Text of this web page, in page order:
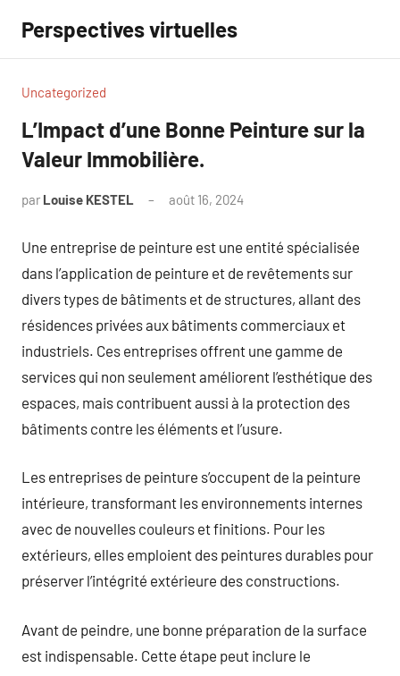
contenu
Perspectives virtuelles
Uncategorized
L’Impact d’une Bonne Peinture sur la
Valeur Immobilière.
par Louise KESTEL août 16, 2024
Une entreprise de peinture est une entité spécialisée
dans l’application de peinture et de revêtements sur
divers types de bâtiments et de structures, allant des
résidences privées aux bâtiments commerciaux et
industriels. Ces entreprises offrent une gamme de
services qui non seulement améliorent l’esthétique des
espaces, mais contribuent aussi à la protection des
bâtiments contre les éléments et l’usure.
Les entreprises de peinture s’occupent de la peinture
intérieure, transformant les environnements internes
avec de nouvelles couleurs et finitions. Pour les
extérieurs, elles emploient des peintures durables pour
préserver l’intégrité extérieure des constructions.
Avant de peindre, une bonne préparation de la surface
est indispensable. Cette étape peut inclure le